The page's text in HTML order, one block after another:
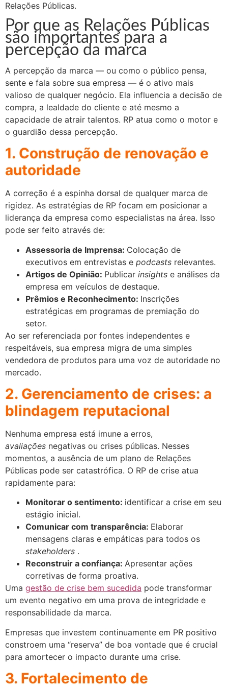
Relações Públicas.
Por que as Relações Públicas
são importantes para a
percepção da marca
A percepção da marca — ou como o público pensa,
sente e fala sobre sua empresa — é o ativo mais
valioso de qualquer negócio. Ela influencia a decisão de
compra, a lealdade do cliente e até mesmo a
capacidade de atrair talentos. RP atua como o motor e
o guardião dessa percepção.
1. Construção de renovação e
autoridade
A correção é a espinha dorsal de qualquer marca de
rigidez. As estratégias de RP focam em posicionar a
liderança da empresa como especialistas na área. Isso
pode ser feito através de:
Assessoria de Imprensa: Colocação de
executivos em entrevistas e podcasts relevantes.
Artigos de Opinião: Publicar insights e análises da
empresa em veículos de destaque.
Prêmios e Reconhecimento: Inscrições
estratégicas em programas de premiação do
setor.
Ao ser referenciada por fontes independentes e
respeitáveis, sua empresa migra de uma simples
vendedora de produtos para uma voz de autoridade no
mercado.
2. Gerenciamento de crises: a
blindagem reputacional
Nenhuma empresa está imune a erros,
avaliações negativas ou crises públicas. Nesses
momentos, a ausência de um plano de Relações
Públicas pode ser catastrófica. O RP de crise atua
rapidamente para:
Monitorar o sentimento: identificar a crise em seu
estágio inicial.
Comunicar com transparência: Elaborar
mensagens claras e empáticas para todos os
stakeholders .
Reconstruir a confiança: Apresentar ações
corretivas de forma proativa.
Uma gestão de crise bem sucedida pode transformar
um evento negativo em uma prova de integridade e
responsabilidade da marca.
Empresas que investem continuamente em PR positivo
constroem uma “reserva” de boa vontade que é crucial
para amortecer o impacto durante uma crise.
3. Fortalecimento de